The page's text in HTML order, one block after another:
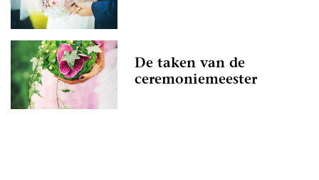
De taken van de
ceremoniemeester